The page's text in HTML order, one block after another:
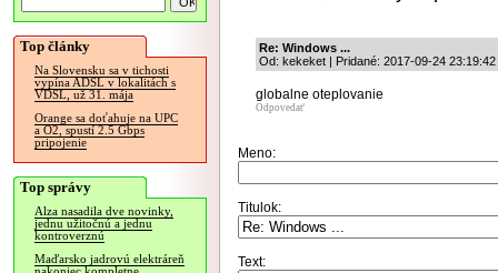
Top články
Na Slovensku sa v tichosti
vypína ADSL v lokalitách s
VDSL, už 31. mája
Orange sa doťahuje na UPC
a O2, spustí 2.5 Gbps
pripojenie
Top správy
Alza nasadila dve novinky,
jednu užitočnú a jednu
kontroverznú
Maďarsko jadrovú elektráreň
Re: Windows ...
Od: kekeket | Pridané: 2017-09-24 23:19:42
globalne oteplovanie
Odpovedať
Meno:
Titulok:
Text: